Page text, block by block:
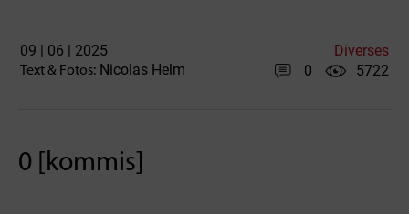
09 | 06 | 2025 Diverses
Text & Fotos: Nicolas Helm 0 5722
0 [kommis]